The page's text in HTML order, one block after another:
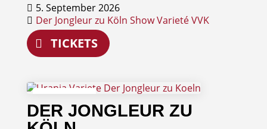
5. September 2026
Der Jongleur zu Köln ShowVarietéVVK
TICKETS
06
September
DER JONGLEUR ZU